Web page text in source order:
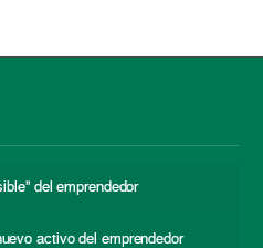
del emprendedor
activo del emprendedor